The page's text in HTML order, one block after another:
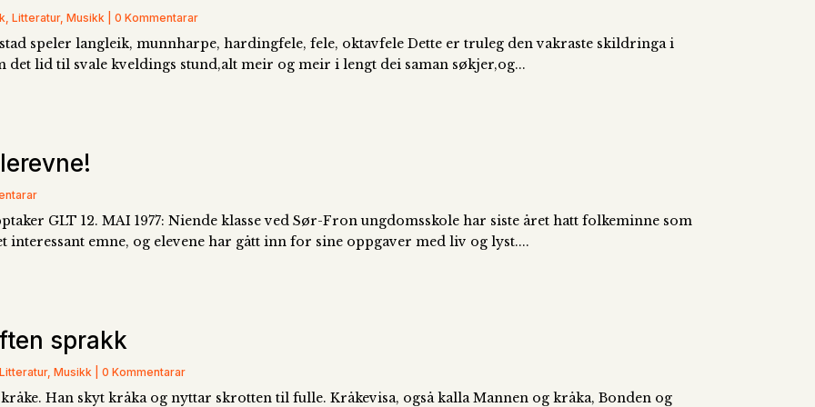
Litteratur, Musikk | 0 Kommentarar
speler langleik, munnharpe, hardingfele, fele, oktavfele Dette er truleg den vakraste skildringa i
lid til svale kveldings stund,alt meir og meir i lengt dei saman søkjer,og...
GLT 12. MAI 1977: Niende klasse ved Sør-Fron ungdomsskole har siste året hatt folkeminne som
interessant emne, og elevene har gått inn for sine oppgaver med liv og lyst....
sprakk
Musikk | 0 Kommentarar
Han skyt kråka og nyttar skrotten til fulle. Kråkevisa, også kalla Mannen og kråka, Bonden og